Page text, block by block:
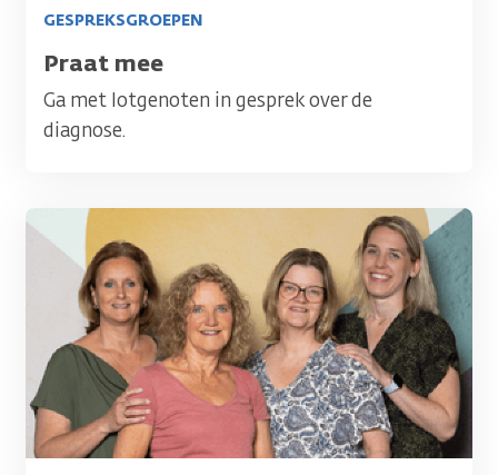
GESPREKSGROEPEN
Titel
Praat mee
Ga met lotgenoten in gesprek over de
diagnose.
Afbeelding